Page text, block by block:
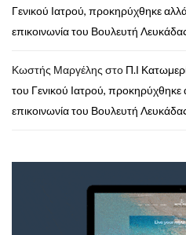
Γενικού Ιατρού, προκηρύχθηκε
επικοινωνία του Βουλευτή
Κωστής Μαργέλης στο Π.Ι
του Γενικού Ιατρού, προκηρύχθηκε
επικοινωνία του Βουλευτή